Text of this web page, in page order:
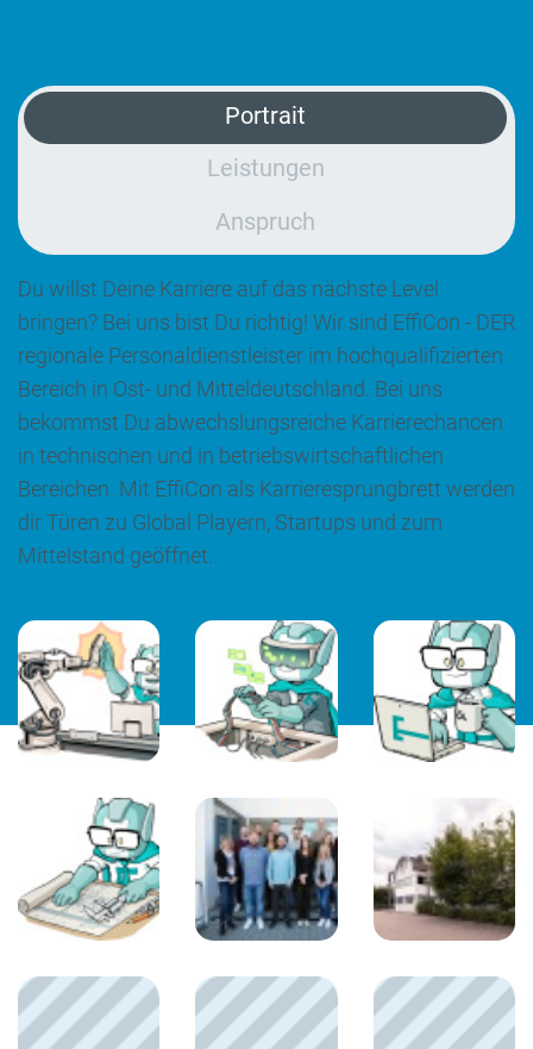
Portrait
Leistungen
Anspruch
Du willst Deine Karriere auf das nächste Level
bringen? Bei uns bist Du richtig! Wir sind EffiCon - DER
regionale Personaldienstleister im hochqualifizierten
Bereich in Ost- und Mitteldeutschland. Bei uns
bekommst Du abwechslungsreiche Karrierechancen
in technischen und in betriebswirtschaftlichen
Bereichen. Mit EffiCon als Karrieresprungbrett werden
dir Türen zu Global Playern, Startups und zum
Mittelstand geöffnet.